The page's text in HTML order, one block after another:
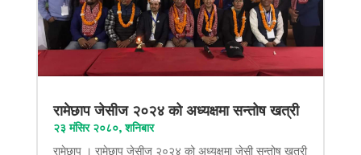
रामेछाप जेसीज २०२४ को अध्यक्षमा सन्तोष खत्री
२३ मंसिर २०८०, शनिबार
रामेछाप । रामेछाप जेसीज २०२४ को अध्यक्षमा जेसी सन्तोष खत्री